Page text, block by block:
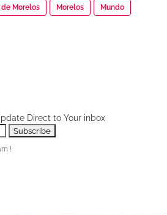
Morelos Morelos Mundo
Direct to Your inbox
!